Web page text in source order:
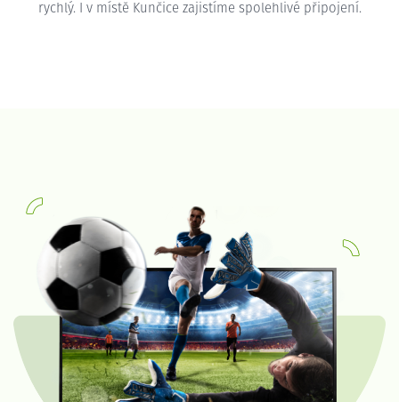
rychlý. I v místě Kunčice zajistíme spolehlivé připojení.